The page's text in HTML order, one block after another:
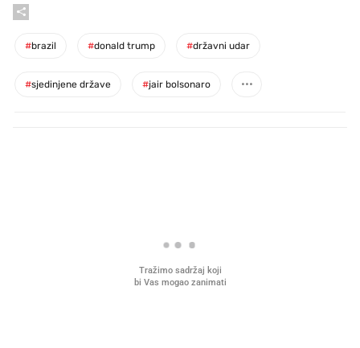
#brazil #donald trump #državni udar
#sjedinjene države #jair bolsonaro